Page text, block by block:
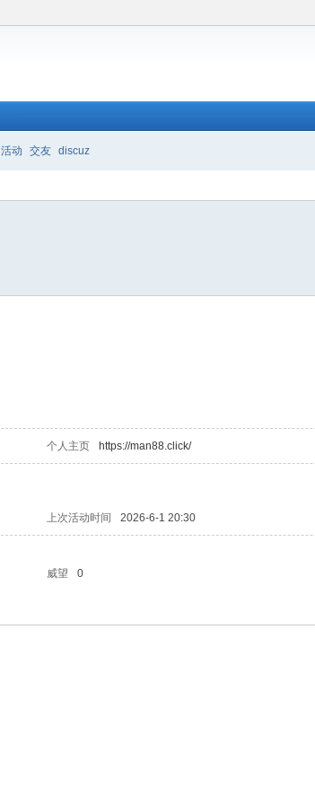
活动 交友 discuz
个人主页 https://man88.click/
上次活动时间 2026-6-1 20:30
威望 0